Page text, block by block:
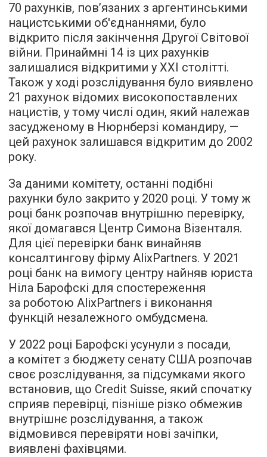
70 рахунків, пов’язаних з аргентинськими
нацистськими об'єднаннями, було
відкрито після закінчення Другої Світової
війни. Принаймні 14 із цих рахунків
залишалися відкритими у XXI столітті.
Також у ході розслідування було виявлено
21 рахунок відомих високопоставлених
нацистів, у тому числі один, який належав
засудженому в Нюрнберзі командиру, —
цей рахунок залишався відкритим до 2002
року.
За даними комітету, останні подібні
рахунки було закрито у 2020 році. У тому ж
році банк розпочав внутрішню перевірку,
якої домагався Центр Симона Візенталя.
Для цієї перевірки банк винайняв
консалтингову фірму AlixPartners. У 2021
році банк на вимогу центру найняв юриста
Ніла Барофскі для спостереження
за роботою AlixPartners і виконання
функцій незалежного омбудсмена.
У 2022 році Барофскі усунули з посади,
а комітет з бюджету сенату США розпочав
своє розслідування, за підсумками якого
встановив, що Credit Suisse, який спочатку
сприяв перевірці, пізніше різко обмежив
внутрішнє розслідування, а також
відмовився перевіряти нові зачіпки,
виявлені фахівцями.